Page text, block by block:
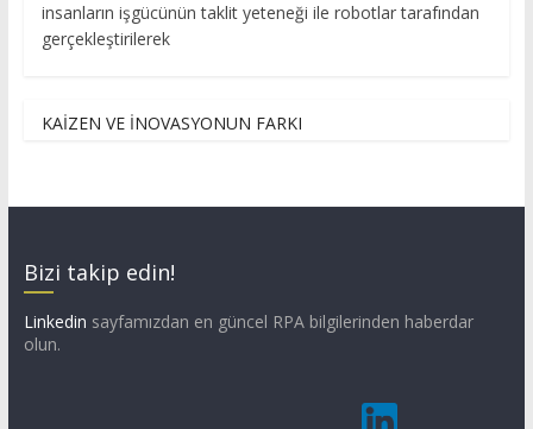
insanların işgücünün taklit yeteneği ile robotlar tarafından
gerçekleştirilerek
KAİZEN VE İNOVASYONUN FARKI
Bizi takip edin!
Linkedin sayfamızdan en güncel RPA bilgilerinden haberdar
olun.